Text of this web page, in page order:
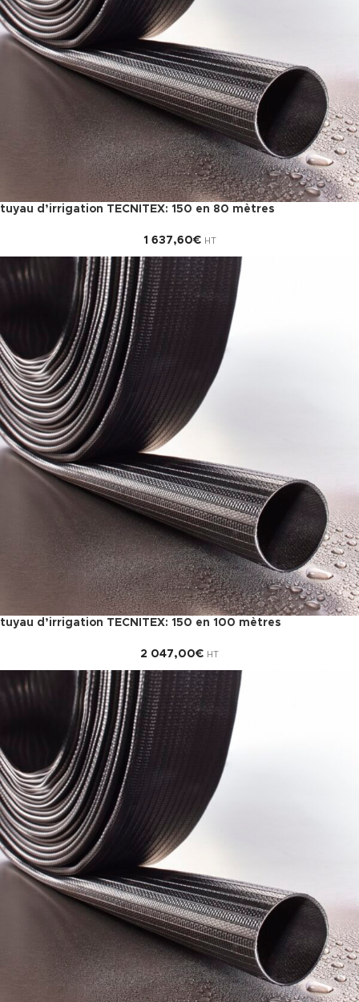
tuyau d’irrigation TECNITEX: 150 en 80 mètres
1 637,60€ HT
tuyau d’irrigation TECNITEX: 150 en 100 mètres
2 047,00€ HT